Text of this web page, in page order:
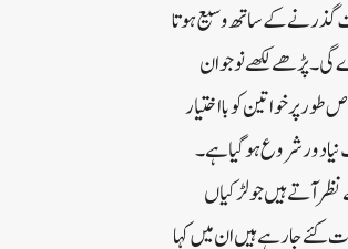
وقت گذرنے کے ساتھ وسیع ہوتا
گی۔پڑھے لکھے نوجوان
پر خواتین کو بااختیار
دور شروع ہوگیا ہے۔
آتے ہیں جو لڑکیاں
کئے جارہے ہیں ان میں کہا